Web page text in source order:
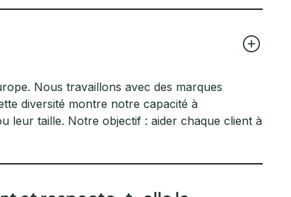
Nous travaillons avec des marques
diversité montre notre capacité à
leur taille. Notre objectif : aider chaque client à